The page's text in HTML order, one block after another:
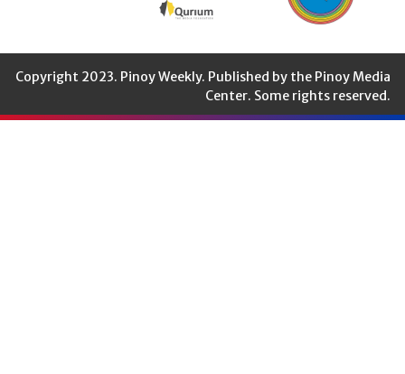
Copyright 2023. Pinoy Weekly. Published by the Pinoy Media
Center. Some rights reserved.